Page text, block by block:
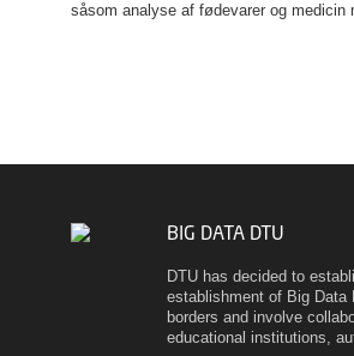
såsom analyse af fødevarer og medicin
BIG DATA DTU
DTU has decided to
establishment of Big Data
borders and involve
educational institutions,